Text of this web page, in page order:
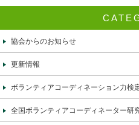
協会からのお知らせ
更新情報
ボランティアコーディネーション力検
全国ボランティアコーディネーター研